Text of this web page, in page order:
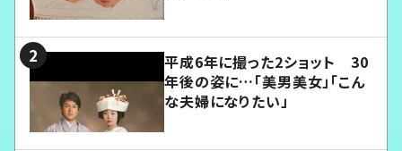
平成6年に撮った2ショット 30
年後の姿に…「美男美女」「こん
な夫婦になりたい」